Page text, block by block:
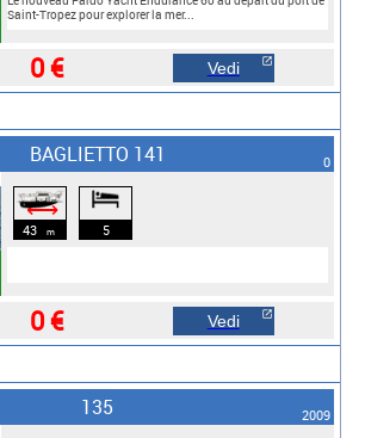
Saint-Tropez pour explorer la mer...
0 € Vedi
BAGLIETTO 141 0
⟷
43 m 5
0 € Vedi
135 2009